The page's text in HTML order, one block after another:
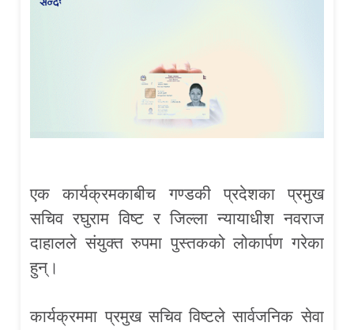
एक कार्यक्रमकाबीच गण्डकी प्रदेशका प्रमुख
सचिव रघुराम विष्ट र जिल्ला न्यायाधीश नवराज
दाहालले संयुक्त रुपमा पुस्तकको लोकार्पण गरेका
हुन्।
कार्यक्रममा प्रमुख सचिव विष्टले सार्वजनिक सेवा